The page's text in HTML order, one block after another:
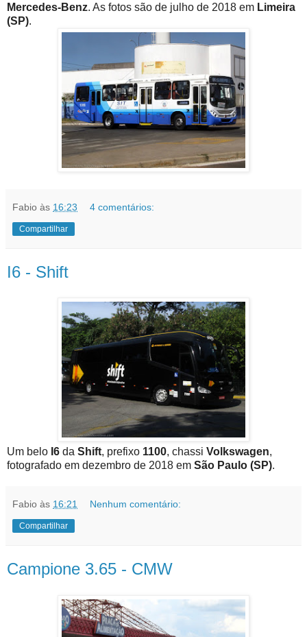
Mercedes-Benz. As fotos são de julho de 2018 em Limeira
(SP).
Fabio às 16:23 4 comentários:
Compartilhar
I6 - Shift
Um belo I6 da Shift, prefixo 1100, chassi Volkswagen,
fotografado em dezembro de 2018 em São Paulo (SP).
Fabio às 16:21 Nenhum comentário:
Compartilhar
Campione 3.65 - CMW